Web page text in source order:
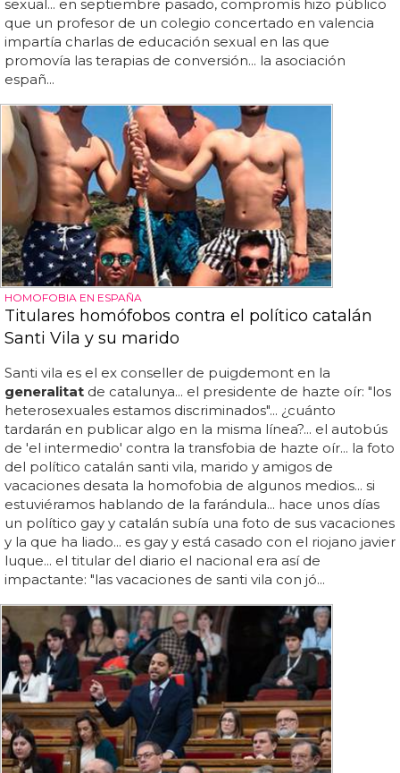
sexual... en septiembre pasado, compromís hizo público
que un profesor de un colegio concertado en valencia
impartía charlas de educación sexual en las que
promovía las terapias de conversión... la asociación
españ...
HOMOFOBIA EN ESPAÑA
Titulares homófobos contra el político catalán
Santi Vila y su marido
Santi vila es el ex conseller de puigdemont en la
generalitat de catalunya... el presidente de hazte oír: "los
heterosexuales estamos discriminados"... ¿cuánto
tardarán en publicar algo en la misma línea?... el autobús
de 'el intermedio' contra la transfobia de hazte oír... la foto
del político catalán santi vila, marido y amigos de
vacaciones desata la homofobia de algunos medios... si
estuviéramos hablando de la farándula... hace unos días
un político gay y catalán subía una foto de sus vacaciones
y la que ha liado... es gay y está casado con el riojano javier
luque... el titular del diario el nacional era así de
impactante: "las vacaciones de santi vila con jó...